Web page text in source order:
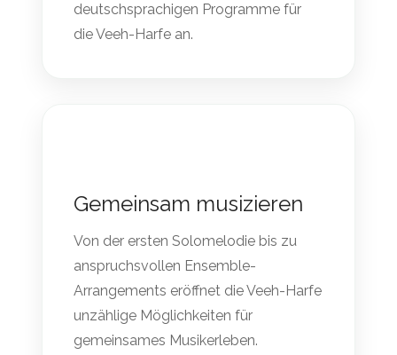
deutschsprachigen Programme für
die Veeh-Harfe an.
Gemeinsam musizieren
Von der ersten Solomelodie bis zu
anspruchsvollen Ensemble-
Arrangements eröffnet die Veeh-Harfe
unzählige Möglichkeiten für
gemeinsames Musikerleben.